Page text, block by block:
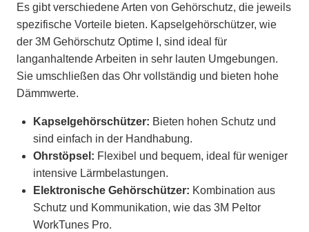
Es gibt verschiedene Arten von Gehörschutz, die jeweils
spezifische Vorteile bieten. Kapselgehörschützer, wie
der 3M Gehörschutz Optime I, sind ideal für
langanhaltende Arbeiten in sehr lauten Umgebungen.
Sie umschließen das Ohr vollständig und bieten hohe
Dämmwerte.
Kapselgehörschützer: Bieten hohen Schutz und
sind einfach in der Handhabung.
Ohrstöpsel: Flexibel und bequem, ideal für weniger
intensive Lärmbelastungen.
Elektronische Gehörschützer: Kombination aus
Schutz und Kommunikation, wie das 3M Peltor
WorkTunes Pro.